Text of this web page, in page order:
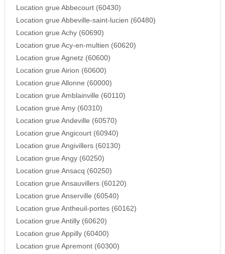
Location grue Abbecourt (60430)
Location grue Abbeville-saint-lucien (60480)
Location grue Achy (60690)
Location grue Acy-en-multien (60620)
Location grue Agnetz (60600)
Location grue Airion (60600)
Location grue Allonne (60000)
Location grue Amblainville (60110)
Location grue Amy (60310)
Location grue Andeville (60570)
Location grue Angicourt (60940)
Location grue Angivillers (60130)
Location grue Angy (60250)
Location grue Ansacq (60250)
Location grue Ansauvillers (60120)
Location grue Anserville (60540)
Location grue Antheuil-portes (60162)
Location grue Antilly (60620)
Location grue Appilly (60400)
Location grue Apremont (60300)